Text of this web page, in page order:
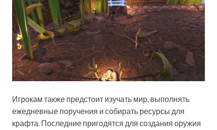
Игрокам также предстоит изучать мир, выполнять
ежедневные поручения и собирать ресурсы для
крафта. Последние пригодятся для создания оружия